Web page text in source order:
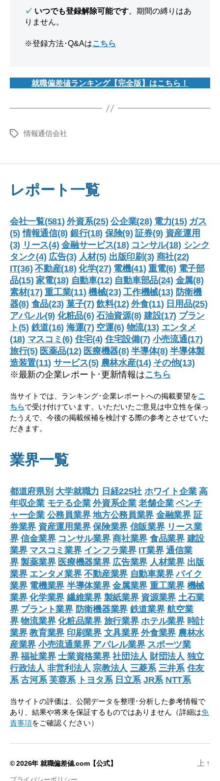
✓ いつでも登録解除可能です。期間の縛りはあ
りません。
※登録方法･Q&Aはこちら
就職偏差値ランキング【完全版】はこちら！
タ
情報通信会社
レポート一覧
会社一覧(581) 外資系(25) 公企業(28) 電力(15) ガス
(5) 情報通信(8) 銀行(18) 保険(9) 証券(9) 資産運用
(3) リース(4) 金融サービス(18) コンサル(18) シンク
タンク(4) 広告(3) 人材(5) 出版印刷(3) 商社(22)
IT(36) 不動産(18) 化学(27) 電機(41) 重電(6) 電子部
品(15) 家電(18) 自動車(12) 自動車部品(24) 金属(8)
素材(17) 重工業(11) 機械(23) 工作機械(13) 防衛機
器(8) 食品(23) 菓子(7) 飲料(12) 外食(11) 日用品(25)
アパレル(9) 化粧品(6) 石油資源(8) 建設(17) プラン
ト(5) 鉄道(16) 海運(7) 空運(6) 物流(13) エンタメ
(18) マスコミ(6) 住宅(4) 住宅設備(7) 小売流通(17)
旅行(5) 医薬品(12) 医療機器(8) 半導体(8) 半導体製
造装置(11) サービス(5) 農林水産(14) その他(13)
※最新の企業レポート･更新情報はこちら
当サイトでは、ランキング･企業レポートへの掲載要望をこ
ちらで受け付けています。いただいたご意見は中立性を保っ
たうえで、今後の掲載候補を検討する際の参考とさせていた
だきます。
業界一覧
都道府県別 大学就職力 日経225社 ホワイト企業 高
年収企業 モテる企業 外資系企業 老舗企業 ベンチ
ャー企業 公務員業界 地方公務員業界 金融業界 証
券業界 資産運用業界 保険業界 信販業界 リース業
界 信金業界 コンサル業界 商社業界 食品業界 建設
業界 マスコミ業界 インフラ業界 IT業界 通信業
界 製薬業界 医療機器業界 広告業界 人材業界 出版
業界 エンタメ業界 不動産業界 自動車業界 バイク
業界 電機業界 半導体業界 金属業界 重工業界 機械
業界 化学業界 繊維業界 製紙業界 資源業界 土石業
界 プラント業界 防衛機器業界 鉄道業界 航空業
界 物流業界 化粧品業界 旅行業界 ホテル業界 時計
業界 教育業界 印刷業界 文具業界 外食業界 農林水
産業界 小売流通業界 アパレル業界 スポーツ業
界 福祉業界 士業資格業界 社団法人 財団法人 独立
行政法人 非営利法人 宗教法人 三菱系 三井系 住友
系 古河系 芙蓉系 トヨタ系 日立系 JR系 NTT系
当サイトの評価は、公開データを整理･分析した参考情報で
あり、結果や将来を保証するものではありません（詳細は免
責事項をご確認ください）
© 2026年 就職偏差値.com【公式】 上 ↑